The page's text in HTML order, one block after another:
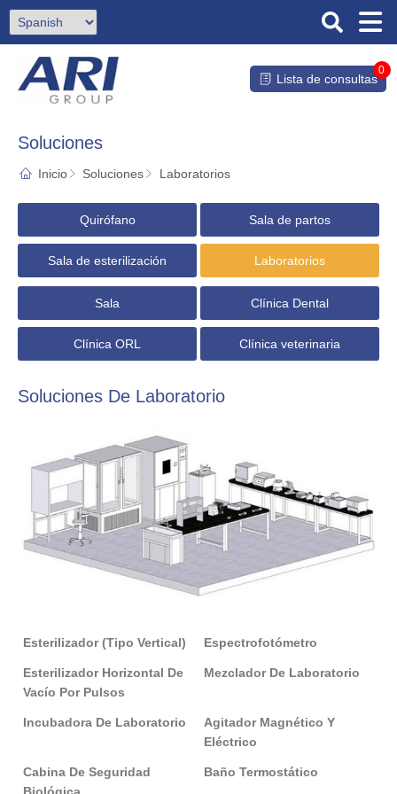
Lista de consultas
0
Soluciones
Inicio Soluciones Laboratorios
Quirófano Sala de partos
Sala de esterilización Laboratorios
Sala Clínica Dental
Clínica ORL Clínica veterinaria
Soluciones De Laboratorio
Esterilizador (tipo Vertical) Espectrofotómetro
Esterilizador Horizontal De
Vacío Por Pulsos
Mezclador De Laboratorio
Incubadora De Laboratorio
Agitador Magnético Y
Eléctrico
Cabina De Seguridad
Baño Termostático